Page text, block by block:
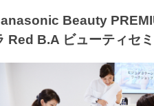
Beauty
Red B.A ビューティセ